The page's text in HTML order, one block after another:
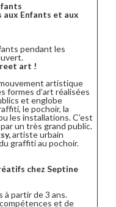
Enfants et aux
pendant les
art !
artistique
formes d’art réalisées
et englobe
le pochoir, la
les installations. C’est
un très grand public.
artiste urbain
graffiti au pochoir.
chez Septine
partir de 3 ans.
et de